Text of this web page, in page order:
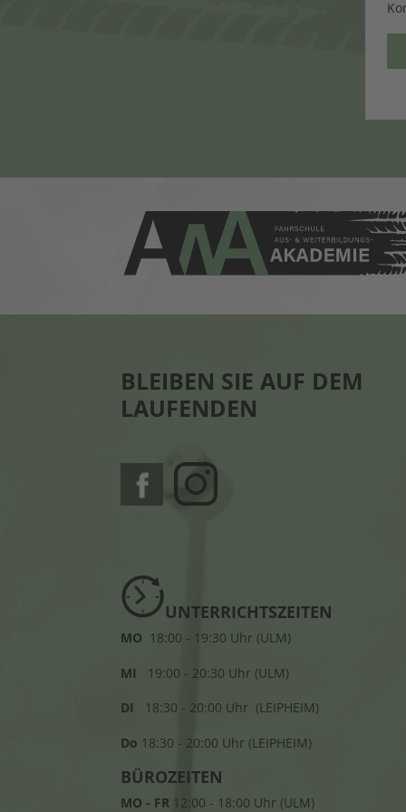
BLEIBEN SIE AUF DEM
LAUFENDEN
UNTERRICHTSZEITEN
MO 18:00 - 19:30 Uhr (ULM)
MI 19:00 - 20:30 Uhr (ULM)
DI 18:30 - 20:00 Uhr (LEIPHEIM)
Do 18:30 - 20:00 Uhr (LEIPHEIM)
BÜROZEITEN
MO - FR 12:00 - 18:00 Uhr (ULM)